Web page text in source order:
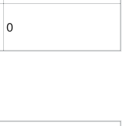
0